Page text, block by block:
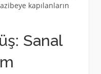
kapılanların
Sanal